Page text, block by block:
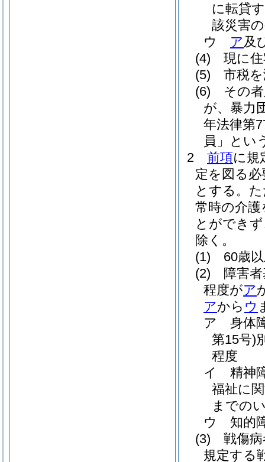
に転貸
該災害
ウ
ア及
(4)
現に
(5)
市税
(6)
その
が、暴力
年法律第
員」とい
2
前項に規
定を図る
とする。
常時の介
とができ
除く。
(1)
60歳
(2)
障害
程度がア
アから ウ
ア
身体
第15号)
程度
イ
精神
福祉に
までの
ウ
知
(3)
戦傷
規定する